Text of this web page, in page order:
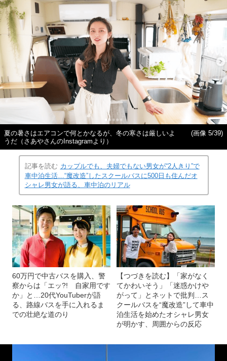
夏の暑さはエアコンで何とかなるが、冬の寒さは厳しいよ
うだ（さあやさんのInstagramより）
(画像 5/39)
記事を読む カップルでも、夫婦でもない男女が“2人きり”で
車中泊生活…“魔改造”したスクールバスに500日も住んだオ
シャレ男女が語る、車中泊のリアル
60万円で中古バスを購入、警
察からは「エッ?! 自家用です
か」と…20代YouTuberが語
る、路線バスを手に入れるま
での壮絶な道のり
【つづきを読む】「家がなく
てかわいそう」「迷惑かけや
がって」とネットで批判…ス
クールバスを“魔改造”して車中
泊生活を始めたオシャレ男女
が明かす、周囲からの反応